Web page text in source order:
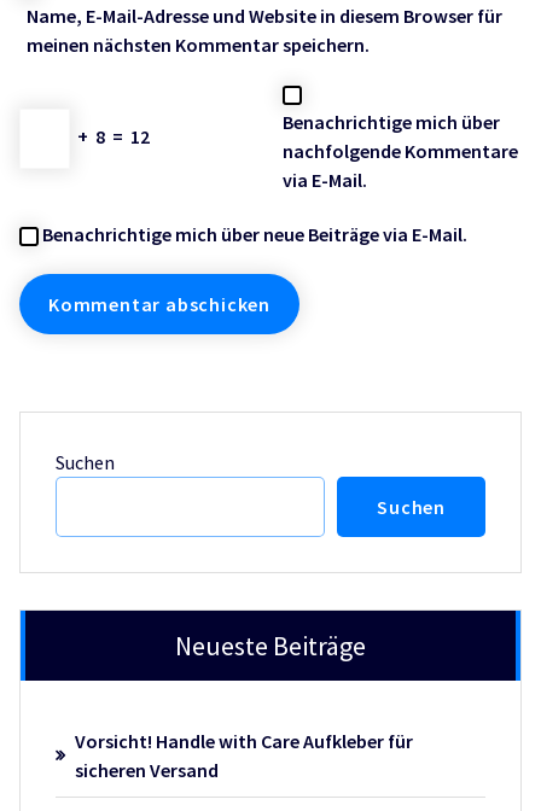
Name, E-Mail-Adresse und Website in diesem Browser für
meinen nächsten Kommentar speichern.
+ 8 = 12
Benachrichtige mich über
nachfolgende Kommentare
via E-Mail.
Benachrichtige mich über neue Beiträge via E-Mail.
Suchen
Suchen
Neueste Beiträge
Vorsicht! Handle with Care Aufkleber für
sicheren Versand